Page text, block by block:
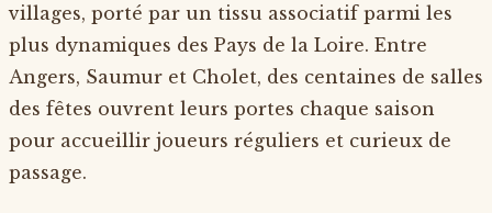
villages, porté par un tissu associatif parmi les
plus dynamiques des Pays de la Loire. Entre
Angers, Saumur et Cholet, des centaines de salles
des fêtes ouvrent leurs portes chaque saison
pour accueillir joueurs réguliers et curieux de
passage.